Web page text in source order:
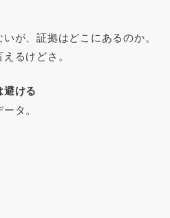
が、証拠はどこにあるのか。
るけどさ。
避ける
タ。